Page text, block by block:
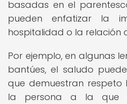
basadas en el
pueden enfatizar la
hospitalidad o la relación
Por ejemplo, en algunas
bantúes, el saludo
que demuestran
la persona a la que